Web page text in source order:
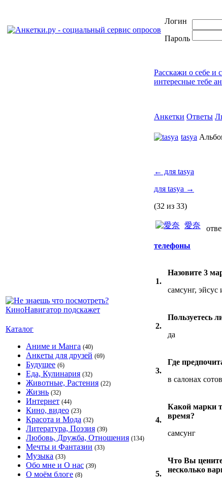
Логин
Пароль
Каталог
Аниме и Манга (40)
Анкеты для друзей (69)
Будущее (6)
Еда, Кулинария (32)
Животные, Растения (22)
Жизнь (32)
Интернет (44)
Кино, видео (23)
Красота и Мода (32)
Литература, Поэзия (39)
Любовь, Дружба, Отношения (134)
Мечты и Фантазии (33)
Музыка (33)
Обо мне и О нас (39)
О моём блоге (8)
Расскажи о себе и
интересные тебе
Анкетки Ответы
tasya
← для tasya
для tasya →
(32 из 33)
愛奈
телефоны
1.
Назовите 3
самсунг, эйсус
2.
Пользуетесь
да
3.
Где
в салонах
4.
Какой марки
время?
самсунг
5.
Что Вы
несколько